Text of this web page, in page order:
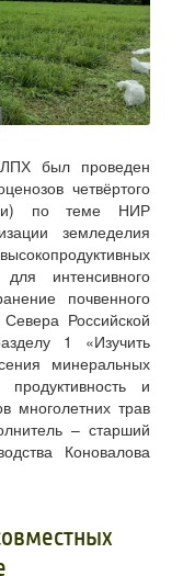
был проведен
четвёртого
по теме НИР
земледелия
интенсивного
почвенного
Российской
1 «Изучить
минеральных
и
многолетних трав
– старший
Коновалова